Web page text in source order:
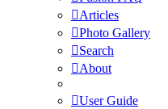
Articles
Photo Gallery
Search
About
User Guide